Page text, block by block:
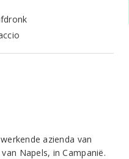
azienda van
Napels, in Campanië.